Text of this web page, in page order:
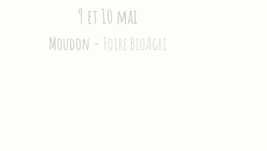
9 et 10 mai
Moudon - Foire BioAgri